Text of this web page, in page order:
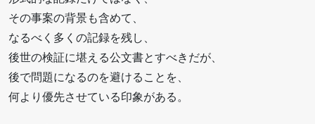
その事案の背景も含めて、
なるべく多くの記録を残し、
後世の検証に堪える公文書とすべきだが、
後で問題になるのを避けることを、
何より優先させている印象がある。